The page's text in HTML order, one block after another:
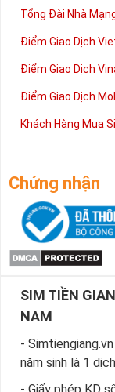
Tổng Đài Nhà
Điểm Giao Dịch
Điểm Giao Dịch
Điểm Giao Dịch
Khách Hàng Mua
Chứng nhận
SIM TIỀN
NAM
-
năm sinh là 1